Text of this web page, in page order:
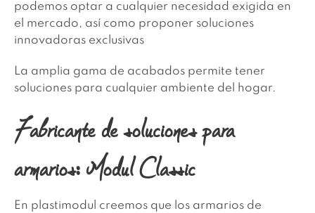
podemos optar a cualquier necesidad exigida en
el mercado, así como proponer soluciones
innovadoras exclusivas
La amplia gama de acabados permite tener
soluciones para cualquier ambiente del hogar.
Fabricante de soluciones para
armarios: Modul Classic
En plastimodul creemos que los armarios de